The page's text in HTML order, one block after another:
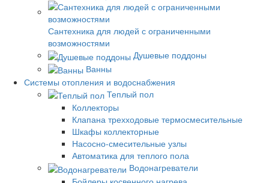
Сантехника для людей с ограниченными
возможностями
Душевые поддоны
Ванны
Системы отопления и водоснабжения
Теплый пол
Коллекторы
Клапана трехходовые термосмесительные
Шкафы коллекторные
Насосно-смесительные узлы
Автоматика для теплого пола
Водонагреватели